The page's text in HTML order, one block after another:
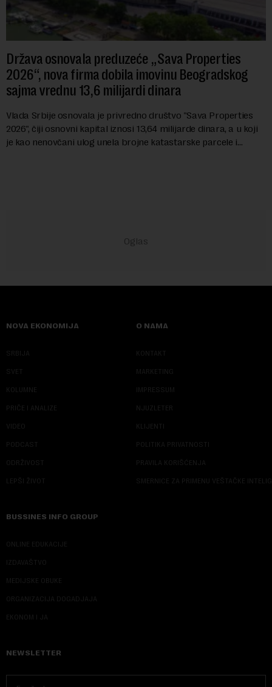
Država osnovala preduzeće „Sava Properties
2026“, nova firma dobila imovinu Beogradskog
sajma vrednu 13,6 milijardi dinara
Vlada Srbije osnovala je privredno društvo "Sava Properties
2026", čiji osnovni kapital iznosi 13,64 milijarde dinara, a u koji
je kao nenovčani ulog unela brojne katastarske parcele i
NOVA EKONOMIJA
SRBIJA
SVET
KOLUMNE
PRIČE I ANALIZE
VIDEO
PODCAST
ODRŽIVOST
LEPŠI ŽIVOT
O NAMA
KONTAKT
MARKETING
IMPRESSUM
NJUZLETER
KLIJENTI
POLITIKA PRIVATNOSTI
PRAVILA KORIŠĆENJA
SMERNICE ZA PRIMENU VEŠTAČKE
BUSSINES INFO GROUP
ONLINE EDUKACIJE
IZDAVAŠTVO
MEDIJSKE OBUKE
ORGANIZACIJA DOGADJAJA
EKONOM I JA
NEWSLETTER